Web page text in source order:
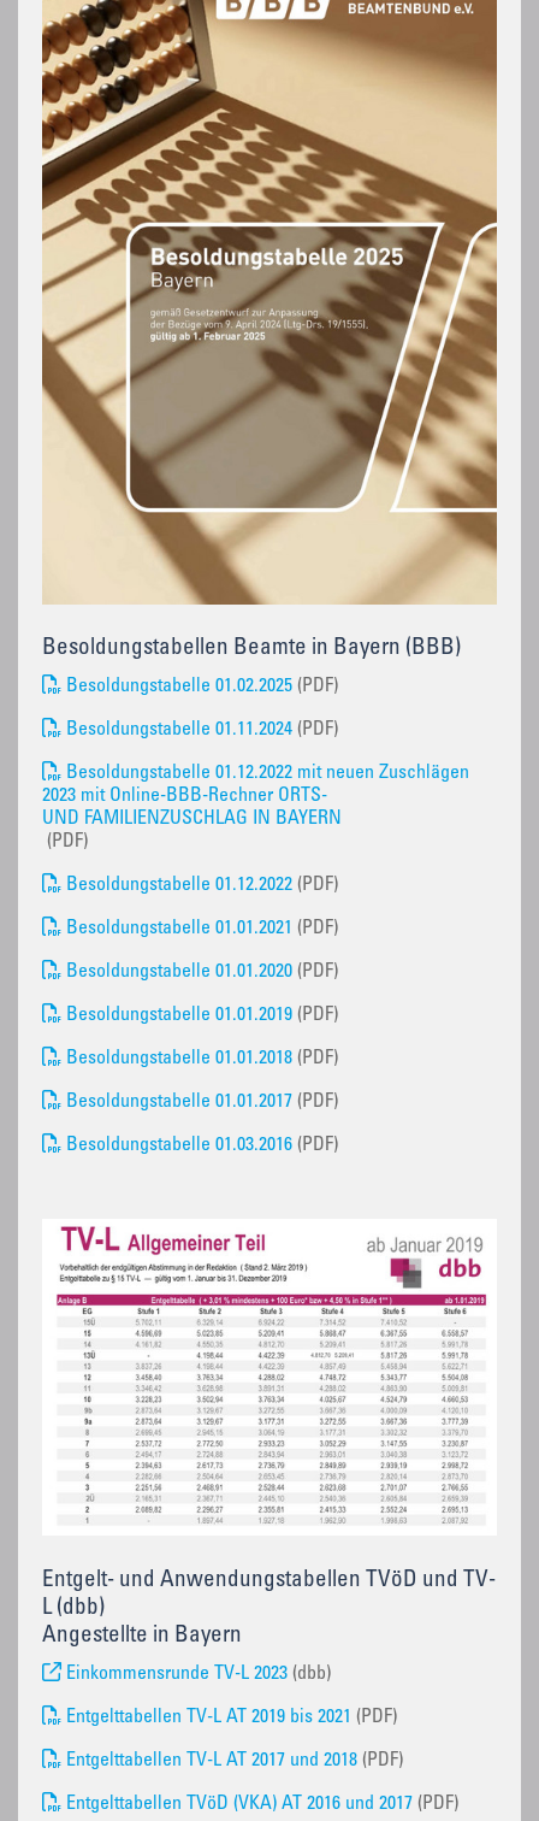
Besoldungstabellen Beamte in Bayern (BBB)
Besoldungstabelle 01.02.2025 (PDF)
Besoldungstabelle 01.11.2024 (PDF)
Besoldungstabelle 01.12.2022 mit neuen Zuschlägen
2023 mit Online-BBB-Rechner ORTS-
UND FAMILIENZUSCHLAG IN BAYERN
(PDF)
Besoldungstabelle 01.12.2022 (PDF)
Besoldungstabelle 01.01.2021 (PDF)
Besoldungstabelle 01.01.2020 (PDF)
Besoldungstabelle 01.01.2019 (PDF)
Besoldungstabelle 01.01.2018 (PDF)
Besoldungstabelle 01.01.2017 (PDF)
Besoldungstabelle 01.03.2016 (PDF)
Entgelt- und Anwendungstabellen TVöD und TV-
L (dbb)
Angestellte in Bayern
Einkommensrunde TV-L 2023 (dbb)
Entgelttabellen TV-L AT 2019 bis 2021 (PDF)
Entgelttabellen TV-L AT 2017 und 2018 (PDF)
Entgelttabellen TVöD (VKA) AT 2016 und 2017 (PDF)